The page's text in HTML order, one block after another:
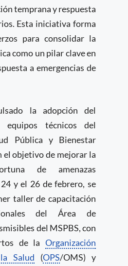
temprana y respuesta
Esta iniciativa forma
para consolidar la
como un pilar clave en
a emergencias de
la adopción del
equipos técnicos del
Pública y Bienestar
el objetivo de mejorar la
de amenazas
y el 26 de febrero, se
taller de capacitación
del Área de
del MSPBS, con
de la Organización
Salud (OPS/OMS) y